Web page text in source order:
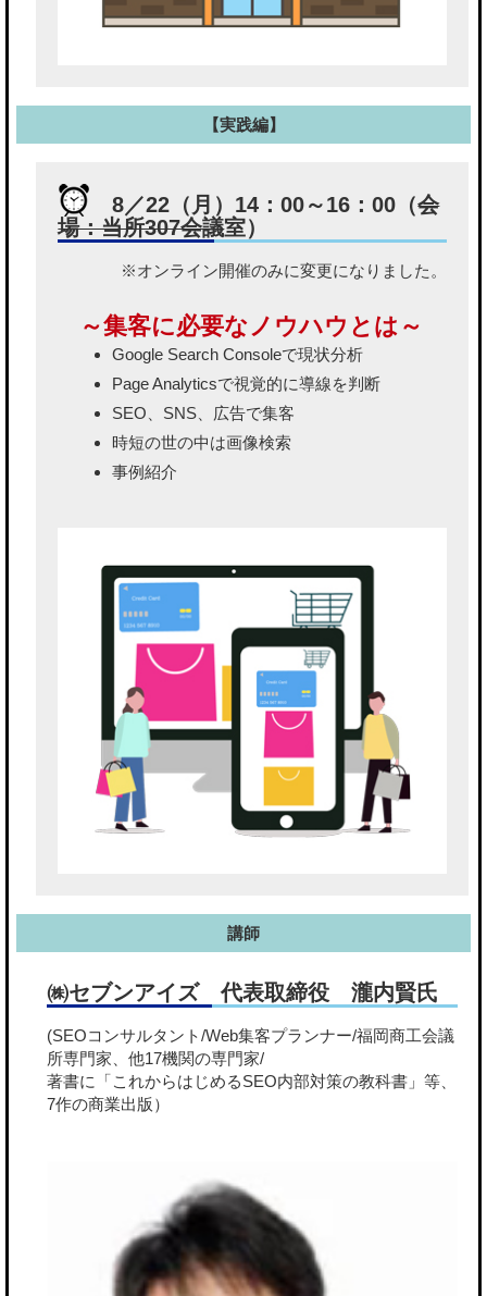
【実践編】
8／22（月）14：00～16：00（会
場：当所307会議室）
※オンライン開催のみに変更になりました。
～集客に必要なノウハウとは～
Google Search Consoleで現状分析
Page Analyticsで視覚的に導線を判断
SEO、SNS、広告で集客
時短の世の中は画像検索
事例紹介
講師
㈱セブンアイズ 代表取締役 瀧内賢氏
(SEOコンサルタント/Web集客プランナー/福岡商工会議
所専門家、他17機関の専門家/
著書に「これからはじめるSEO内部対策の教科書」等、
7作の商業出版）